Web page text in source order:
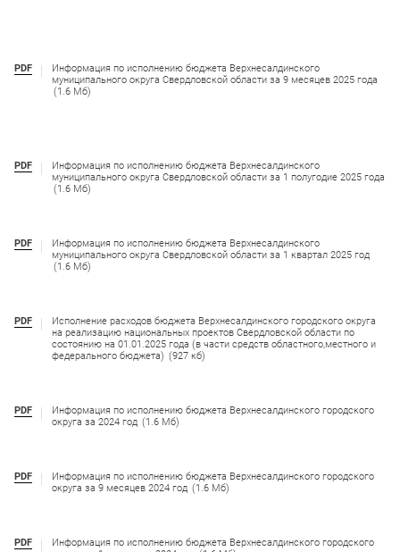
PDF
Информация по исполнению бюджета Верхнесалдинского
муниципального округа Свердловской области за 9 месяцев 2025 года
(1.6 Мб)
PDF
Информация по исполнению бюджета Верхнесалдинского
муниципального округа Свердловской области за 1 полугодие 2025 года
(1.6 Мб)
PDF
Информация по исполнению бюджета Верхнесалдинского
муниципального округа Свердловской области за 1 квартал 2025 год
(1.6 Мб)
PDF
Исполнение расходов бюджета Верхнесалдинского городского округа
на реализацию национальных проектов Свердловской области по
состоянию на 01.01.2025 года (в части средств областного,местного и
федерального бюджета) (927 кб)
PDF
Информация по исполнению бюджета Верхнесалдинского городского
округа за 2024 год (1.6 Мб)
PDF
Информация по исполнению бюджета Верхнесалдинского городского
округа за 9 месяцев 2024 год (1.6 Мб)
PDF
Информация по исполнению бюджета Верхнесалдинского городского